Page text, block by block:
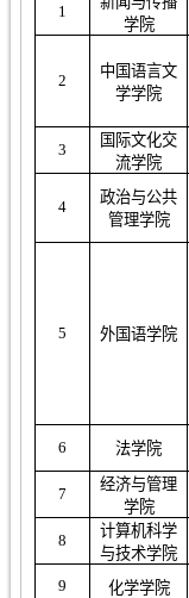
1
学院
2
中国语言文
学学院
3
国际文化交
流学院
4
政治与公共
管理学院
5 外国语学院
6 法学院
7
经济与管理
学院
8
计算机科学
与技术学院
9 化学学院